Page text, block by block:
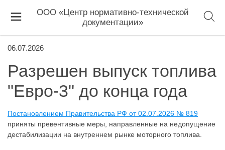
ООО «Центр нормативно-технической
документации»
06.07.2026
Разрешен выпуск топлива
"Евро-3" до конца года
Постановлением Правительства РФ от 02.07.2026 № 819
приняты превентивные меры, направленные на недопущение
дестабилизации на внутреннем рынке моторного топлива.